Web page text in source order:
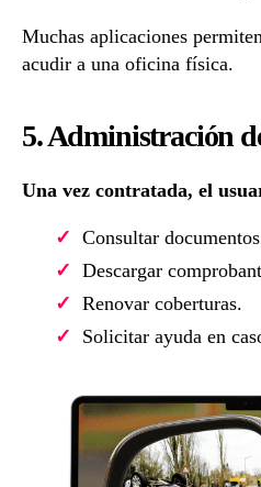
Muchas aplicaciones
acudir a una oficina física.
5. Administración
Una vez contratada, el
Consultar
Descargar
Renovar coberturas.
Solicitar ayuda en